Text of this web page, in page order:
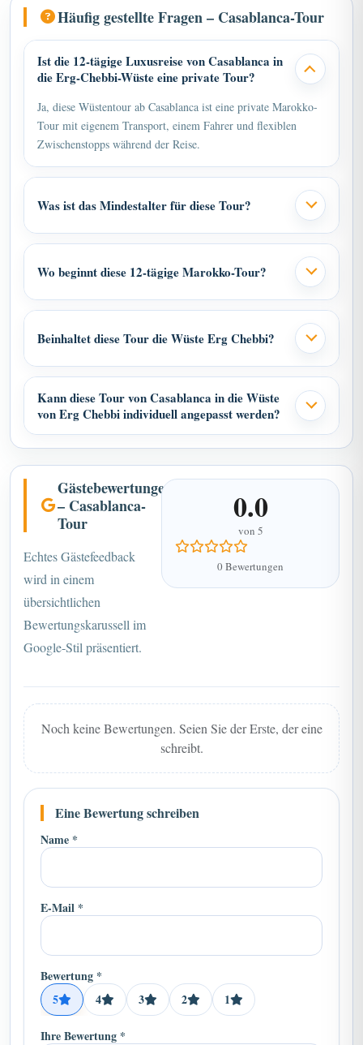
Häufig gestellte Fragen – Casablanca-Tour
Ist die 12-tägige Luxusreise von Casablanca in
die Erg-Chebbi-Wüste eine private Tour?
Ja, diese Wüstentour ab Casablanca ist eine private Marokko-
Tour mit eigenem Transport, einem Fahrer und flexiblen
Zwischenstopps während der Reise.
Was ist das Mindestalter für diese Tour?
Wo beginnt diese 12-tägige Marokko-Tour?
Beinhaltet diese Tour die Wüste Erg Chebbi?
Kann diese Tour von Casablanca in die Wüste
von Erg Chebbi individuell angepasst werden?
Gästebewertungen
– Casablanca-
Tour
Echtes Gästefeedback
wird in einem
übersichtlichen
Bewertungskarussell im
Google-Stil präsentiert.
0.0
von 5
0 Bewertungen
Noch keine Bewertungen. Seien Sie der Erste, der eine
schreibt.
Eine Bewertung schreiben
Name *
E-Mail *
Bewertung *
5
4 3 2 1
Ihre Bewertung *